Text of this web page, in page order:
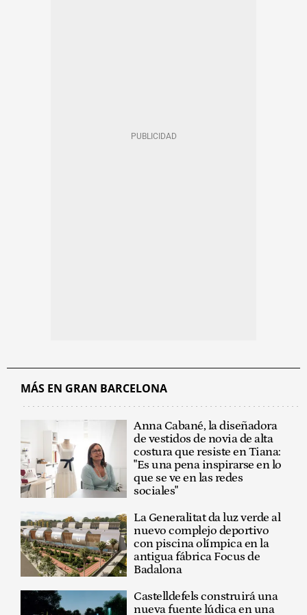
MÁS EN GRAN BARCELONA
Anna Cabané, la diseñadora
de vestidos de novia de alta
costura que resiste en Tiana:
"Es una pena inspirarse en lo
que se ve en las redes
sociales"
La Generalitat da luz verde al
nuevo complejo deportivo
con piscina olímpica en la
antigua fábrica Focus de
Badalona
Castelldefels construirá una
nueva fuente lúdica en una